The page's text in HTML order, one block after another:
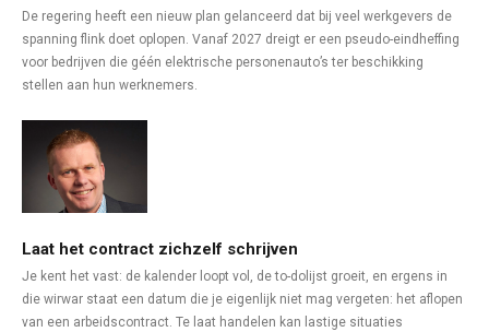
De regering heeft een nieuw plan gelanceerd dat bij veel werkgevers de
spanning flink doet oplopen. Vanaf 2027 dreigt er een pseudo-eindheffing
voor bedrijven die géén elektrische personenauto’s ter beschikking
stellen aan hun werknemers.
Laat het contract zichzelf schrijven
Je kent het vast: de kalender loopt vol, de to-dolijst groeit, en ergens in
die wirwar staat een datum die je eigenlijk niet mag vergeten: het aflopen
van een arbeidscontract. Te laat handelen kan lastige situaties